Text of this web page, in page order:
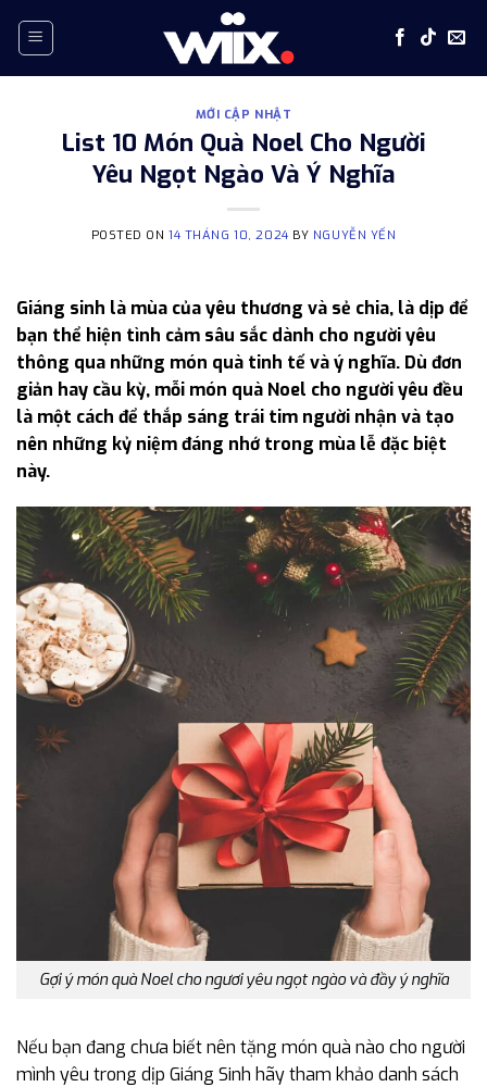
MỚI CẬP NHẬT
List 10 Món Quà Noel Cho Người
Yêu Ngọt Ngào Và Ý Nghĩa
POSTED ON14 THÁNG 10, 2024 BY NGUYỄN YẾN
Giáng sinh là mùa của yêu thương và sẻ chia, là dịp để
bạn thể hiện tình cảm sâu sắc dành cho người yêu
thông qua những món quà tinh tế và ý nghĩa. Dù đơn
giản hay cầu kỳ, mỗi món quà Noel cho người yêu đều
là một cách để thắp sáng trái tim người nhận và tạo
nên những kỷ niệm đáng nhớ trong mùa lễ đặc biệt
này.
Gợi ý món quà Noel cho ngươi yêu ngọt ngào và đầy ý nghĩa
Nếu bạn đang chưa biết nên tặng món quà nào cho người
mình yêu trong dịp Giáng Sinh hãy tham khảo danh sách